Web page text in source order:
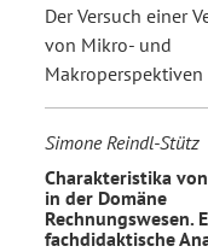
Der Versuch einer
von Mikro- und
Makroperspektiven
Simone Reindl-Stütz
Charakteristika
in der Domäne
Rechnungswesen.
fachdidaktische